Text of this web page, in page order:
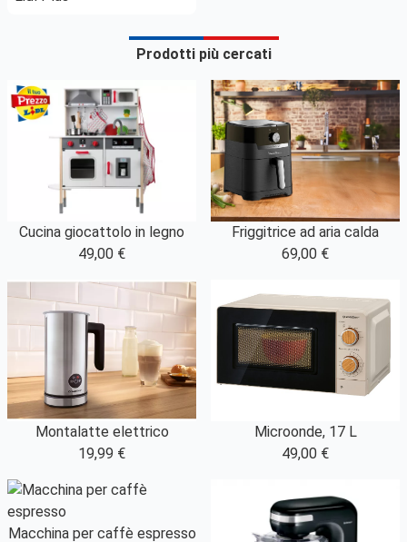
Prodotti più cercati
Cucina giocattolo in legno
49,00 €
Friggitrice ad aria calda
69,00 €
Montalatte elettrico
19,99 €
Microonde, 17 L
49,00 €
Macchina per caffè espresso